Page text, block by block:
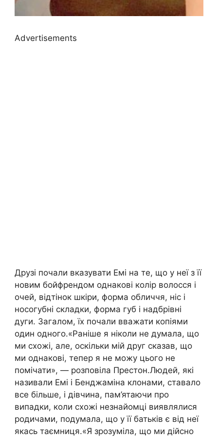
Advertisements
Друзі почали вказувати Емі на те, що у неї з її
новим бойфрендом однакові колір волосся і
очей, відтінок шкіри, форма обличчя, ніс і
носогубні складки, форма губ і надбрівні
дуги. Загалом, їх почали вважати копіями
один одного.«Раніше я ніколи не думала, що
ми схожі, але, оскільки мій друг сказав, що
ми однакові, тепер я не можу цього не
помічати», — розповіла Престон.Людей, які
називали Емі і Бенджаміна клонами, ставало
все більше, і дівчина, пам’ятаючи про
випадки, коли схожі незнайомці виявлялися
родичами, подумала, що у її батьків є від неї
якась таємниця.«Я зрозуміла, що ми дійсно